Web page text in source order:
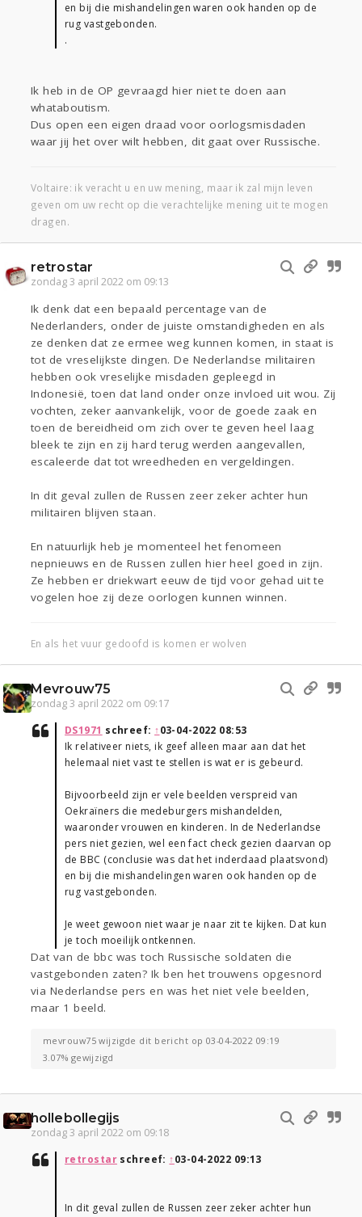
en bij die mishandelingen waren ook handen op de
rug vastgebonden.
.
Ik heb in de OP gevraagd hier niet te doen aan
whataboutism.
Dus open een eigen draad voor oorlogsmisdaden
waar jij het over wilt hebben, dit gaat over Russische.
Voltaire: ik veracht u en uw mening, maar ik zal mijn leven
geven om uw recht op die verachtelijke mening uit te mogen
dragen.
retrostar
zondag 3 april 2022 om 09:13
Ik denk dat een bepaald percentage van de
Nederlanders, onder de juiste omstandigheden en als
ze denken dat ze ermee weg kunnen komen, in staat is
tot de vreselijkste dingen. De Nederlandse militairen
hebben ook vreselijke misdaden gepleegd in
Indonesië, toen dat land onder onze invloed uit wou. Zij
vochten, zeker aanvankelijk, voor de goede zaak en
toen de bereidheid om zich over te geven heel laag
bleek te zijn en zij hard terug werden aangevallen,
escaleerde dat tot wreedheden en vergeldingen.
In dit geval zullen de Russen zeer zeker achter hun
militairen blijven staan.
En natuurlijk heb je momenteel het fenomeen
nepnieuws en de Russen zullen hier heel goed in zijn.
Ze hebben er driekwart eeuw de tijd voor gehad uit te
vogelen hoe zij deze oorlogen kunnen winnen.
En als het vuur gedoofd is komen er wolven
Mevrouw75
zondag 3 april 2022 om 09:17
DS1971 schreef: ↑03-04-2022 08:53
Ik relativeer niets, ik geef alleen maar aan dat het
helemaal niet vast te stellen is wat er is gebeurd.
Bijvoorbeeld zijn er vele beelden verspreid van
Oekraïners die medeburgers mishandelden,
waaronder vrouwen en kinderen. In de Nederlandse
pers niet gezien, wel een fact check gezien daarvan op
de BBC (conclusie was dat het inderdaad plaatsvond)
en bij die mishandelingen waren ook handen op de
rug vastgebonden.
Je weet gewoon niet waar je naar zit te kijken. Dat kun
je toch moeilijk ontkennen.
Dat van de bbc was toch Russische soldaten die
vastgebonden zaten? Ik ben het trouwens opgesnord
via Nederlandse pers en was het niet vele beelden,
maar 1 beeld.
mevrouw75 wijzigde dit bericht op 03-04-2022 09:19
3.07% gewijzigd
hollebollegijs
zondag 3 april 2022 om 09:18
retrostarschreef: ↑03-04-2022 09:13
In dit geval zullen de Russen zeer zeker achter hun